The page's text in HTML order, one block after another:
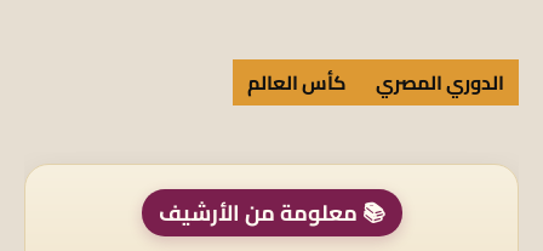
الدوري المصري كأس العالم
📚 معلومة من الأرشيف